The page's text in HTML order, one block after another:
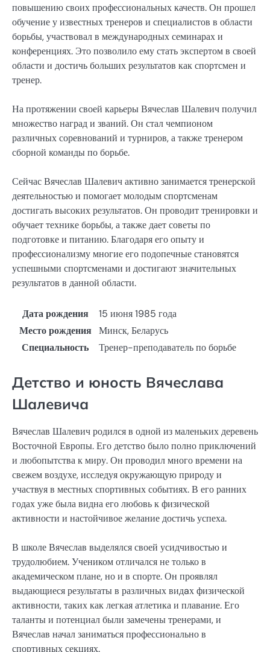
повышению своих профессиональных качеств. Он прошел
обучение у известных тренеров и специалистов в области
борьбы, участвовал в международных семинарах и
конференциях. Это позволило ему стать экспертом в своей
области и достичь больших результатов как спортсмен и
тренер.
На протяжении своей карьеры Вячеслав Шалевич получил
множество наград и званий. Он стал чемпионом
различных соревнований и турниров, а также тренером
сборной команды по борьбе.
Сейчас Вячеслав Шалевич активно занимается тренерской
деятельностью и помогает молодым спортсменам
достигать высоких результатов. Он проводит тренировки и
обучает технике борьбы, а также дает советы по
подготовке и питанию. Благодаря его опыту и
профессионализму многие его подопечные становятся
успешными спортсменами и достигают значительных
результатов в данной области.
Дата рождения
15 июня 1985 года
Место рождения Минск, Беларусь
Специальность
Тренер-преподаватель по борьбе
Детство и юность Вячеслава
Шалевича
Вячеслав Шалевич родился в одной из маленьких деревень
Восточной Европы. Его детство было полно приключений
и любопытства к миру. Он проводил много времени на
свежем воздухе, исследуя окружающую природу и
участвуя в местных спортивных событиях. В его ранних
годах уже была видна его любовь к физической
активности и настойчивое желание достичь успеха.
В школе Вячеслав выделялся своей усидчивостью и
трудолюбием. Учеником отличался не только в
академическом плане, но и в спорте. Он проявлял
выдающиеся результаты в различных видaх физической
активности, таких как легкая атлетика и плавание. Его
таланты и потенциал были замечены тренерами, и
Вячеслав начал заниматься профессионально в
спортивных секциях.